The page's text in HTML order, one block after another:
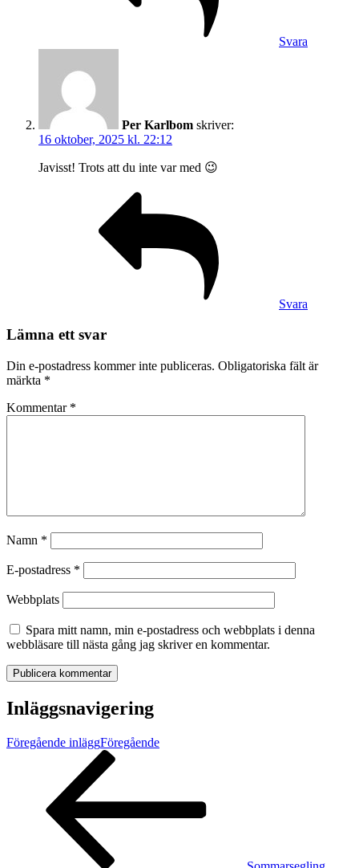
Svara
Per Karlbom skriver:
16 oktober, 2025 kl. 22:12
Javisst! Trots att du inte var med 😉
Svara
Lämna ett svar
Din e-postadress kommer inte publiceras. Obligatoriska fält är
märkta *
Kommentar *
Namn *
E-postadress *
Webbplats
Spara mitt namn, min e-postadress och webbplats i denna
webbläsare till nästa gång jag skriver en kommentar.
Inläggsnavigering
Föregående inläggFöregående